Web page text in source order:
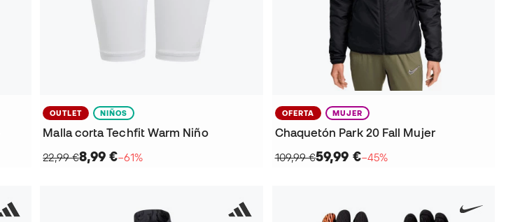
OUTLET NIÑOS
Malla corta Techfit Warm Niño
22,99 €8,99 €−61%
OFERTA MUJER
Chaquetón Park 20 Fall Mujer
109,99 €59,99 €−45%